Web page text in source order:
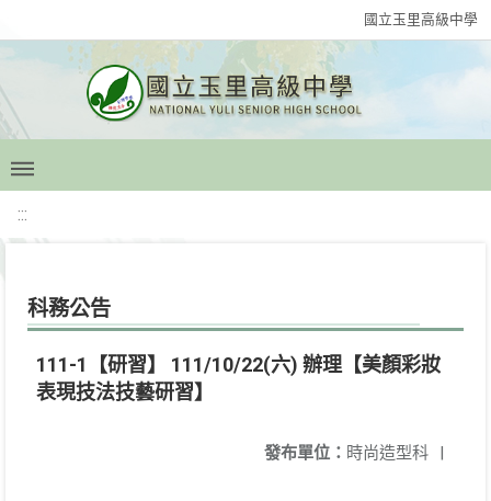
國立玉里高級中學
:::
科務公告
111-1【研習】 111/10/22(六) 辦理【美顏彩妝
表現技法技藝研習】
發布單位： 時尚造型科 |